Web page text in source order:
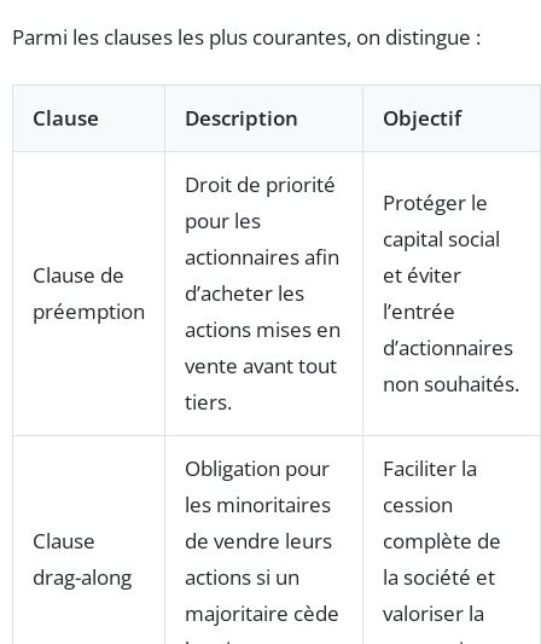
Parmi les clauses les plus courantes, on distingue :
Clause Description Objectif
Clause de
préemption
Droit de priorité
pour les
actionnaires afin
d’acheter les
actions mises en
vente avant tout
tiers.
Protéger le
capital social
et éviter
l’entrée
d’actionnaires
non souhaités.
Clause
drag-along
Obligation pour
les minoritaires
de vendre leurs
actions si un
majoritaire cède
Faciliter la
cession
complète de
la société et
valoriser la